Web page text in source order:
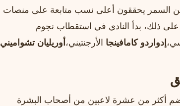
السمر يحققون أعلى نسب متابعة على منصات
على ذلك، بدأ النادي في استقطاب نجوم
إدواردو كامافينجا الأرجنتيني،أوريليان تشواميني
التي يملكها ريال مدريد في موسم 2026 تضم أكثر من عشرة لاعبين من أصحاب البشرة